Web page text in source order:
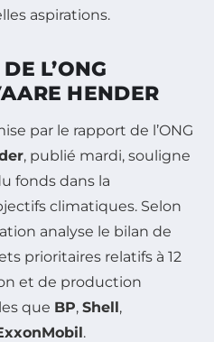
aspirations.
L’ONG
HENDER
par le rapport de l’ONG
, publié mardi, souligne
fonds dans la
climatiques. Selon
analyse le bilan de
prioritaires relatifs à 12
et de production
que BP, Shell,
.